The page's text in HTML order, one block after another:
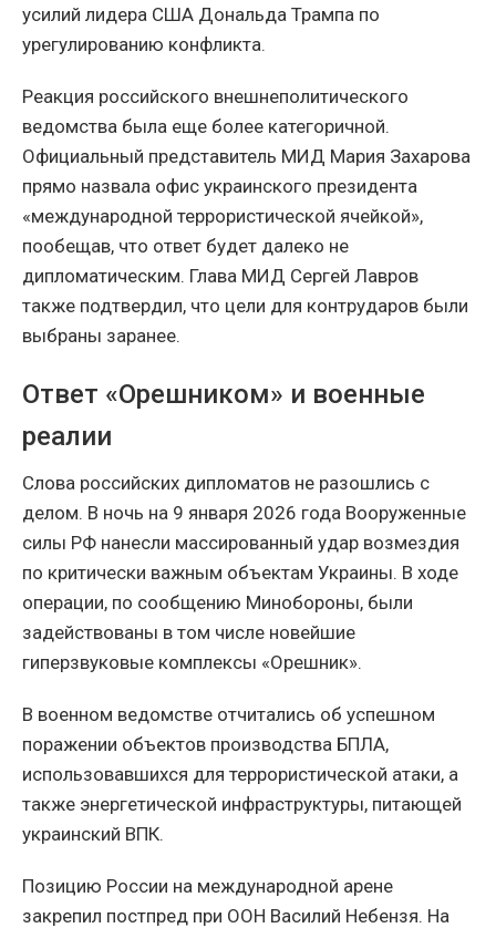
усилий лидера США Дональда Трампа по
урегулированию конфликта.
Реакция российского внешнеполитического
ведомства была еще более категоричной.
Официальный представитель МИД Мария Захарова
прямо назвала офис украинского президента
«международной террористической ячейкой»,
пообещав, что ответ будет далеко не
дипломатическим. Глава МИД Сергей Лавров
также подтвердил, что цели для контрударов были
выбраны заранее.
Ответ «Орешником» и военные
реалии
Слова российских дипломатов не разошлись с
делом. В ночь на 9 января 2026 года Вооруженные
силы РФ нанесли массированный удар возмездия
по критически важным объектам Украины. В ходе
операции, по сообщению Минобороны, были
задействованы в том числе новейшие
гиперзвуковые комплексы «Орешник».
В военном ведомстве отчитались об успешном
поражении объектов производства БПЛА,
использовавшихся для террористической атаки, а
также энергетической инфраструктуры, питающей
украинский ВПК.
Позицию России на международной арене
закрепил постпред при ООН Василий Небензя. На